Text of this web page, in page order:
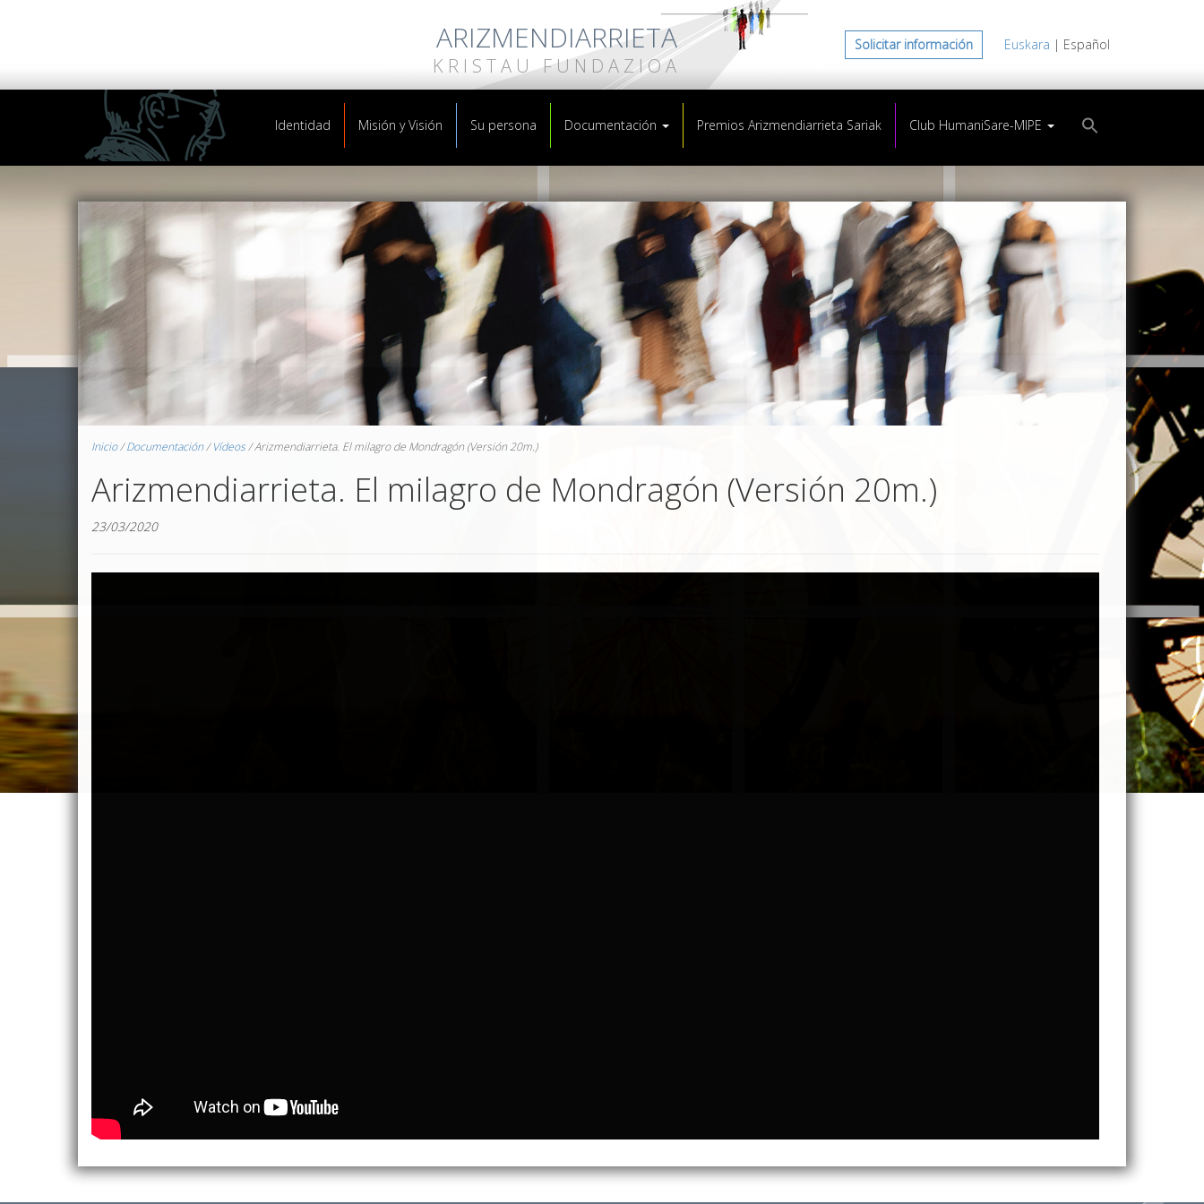
ARIZMENDIARRIETA
KRISTAU FUNDAZIOA
Solicitar información Euskara | Español
Identidad Misión y Visión Su persona Documentación Premios Arizmendiarrieta Sariak Club HumaniSare-MIPE
Inicio/Documentación/Vídeos/Arizmendiarrieta. El milagro de Mondragón (Versión 20m.)
Arizmendiarrieta. El milagro de Mondragón (Versión 20m.)
23/03/2020